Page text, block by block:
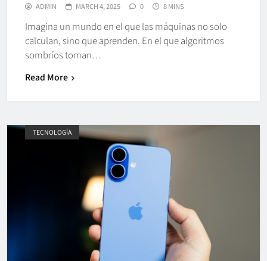
ADMIN MARCH 4, 2025 0 8 MINS
Imagina un mundo en el que las máquinas no solo
calculan, sino que aprenden. En el que algoritmos
sombríos toman…
Read More
TECNOLOGÍA